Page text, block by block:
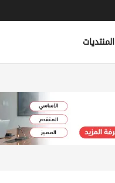
المنتديات